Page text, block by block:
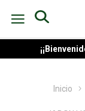
Inicio